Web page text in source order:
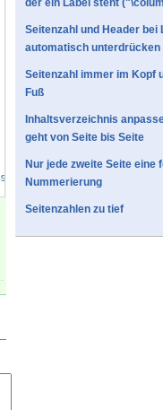
sec:NeuerBlindtext-end
der ein Label steht
Seitenzahl und Header bei
automatisch unterdrücken
Seitenzahl immer im Kopf
Fuß
Inhaltsverzeichnis
geht von Seite bis Seite
Nur jede zweite Seite eine
Nummerierung
Seitenzahlen zu tief